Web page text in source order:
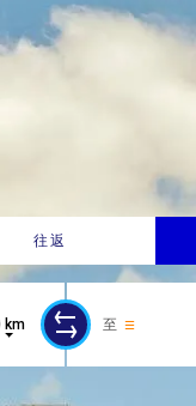
往返
up and down arrow
km 至